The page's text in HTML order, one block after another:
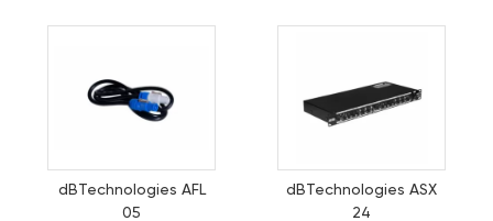
dBTechnologies AFL
05
dBTechnologies ASX
24